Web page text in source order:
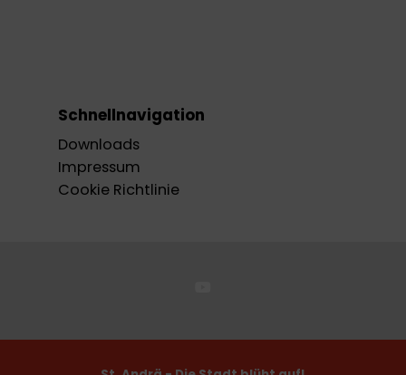
Schnellnavigation
Downloads
Impressum
Cookie Richtlinie